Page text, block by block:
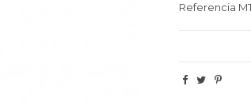
Referencia